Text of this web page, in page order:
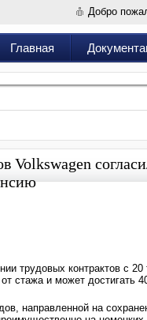
Добро
Главная
Volkswagen
трудовых контрактов с
стажа и может достигать
направленной на